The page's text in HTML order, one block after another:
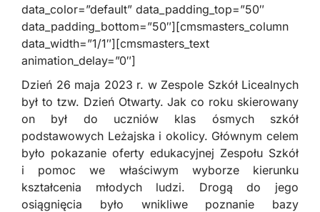
data_color=”default” data_padding_top=”50″
data_padding_bottom=”50″][cmsmasters_column
data_width=”1/1″][cmsmasters_text
animation_delay=”0″]
Dzień 26 maja 2023 r. w Zespole Szkół Licealnych
był to tzw. Dzień Otwarty. Jak co roku skierowany
on był do uczniów klas ósmych szkół
podstawowych Leżajska i okolicy. Głównym celem
było pokazanie oferty edukacyjnej Zespołu Szkół
i pomoc we właściwym wyborze kierunku
kształcenia młodych ludzi. Drogą do jego
osiągnięcia było wnikliwe poznanie bazy